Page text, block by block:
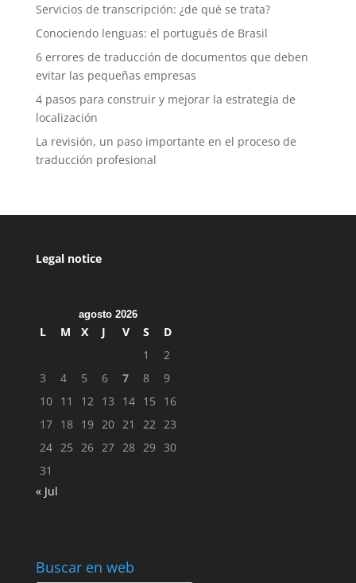
Servicios de transcripción: ¿de qué se trata?
Conociendo lenguas: el portugués de Brasil
6 errores de traducción de documentos que deben
evitar las pequeñas empresas
4 pasos para construir y mejorar la estrategia de
localización
La revisión, un paso importante en el proceso de
traducción profesional
Legal notice
agosto 2026
L M X J V S
D
1
2
3
4 5 6 7 8
9
10 11 12 13 14 15
16
17 18 19 20 21 22 23
24 25 26 27 28 29 30
31
« Jul
Buscar en web